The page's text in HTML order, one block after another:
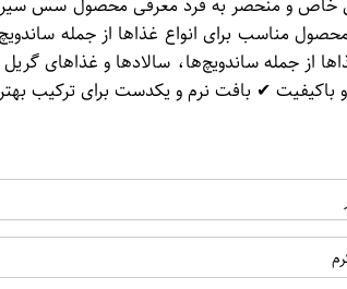
از جمله ساندویچ‌ها، سالادها و
باکیفیت ✔ بافت نرم و یکدست برای ترکیب